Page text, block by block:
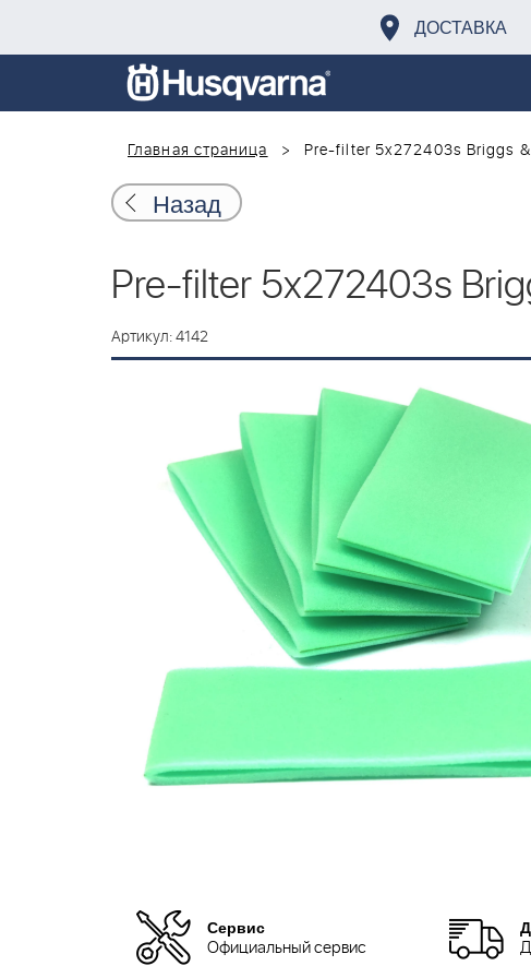
ДОСТАВКА
Главная страница
Pre-filter 5x272403s Briggs
Назад
Pre-filter 5x272403s
Артикул: 4142
Сервис
Официальный сервис